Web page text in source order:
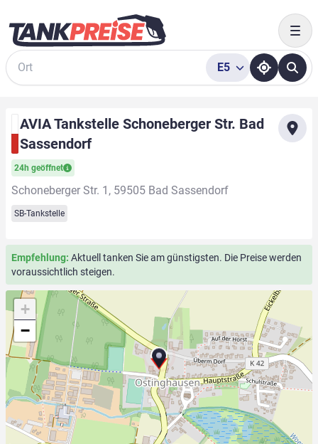
Suche
E5
AVIA Tankstelle Schoneberger Str. Bad
Sassendorf
24h geöffnet
Schoneberger Str. 1, 59505 Bad Sassendorf
SB-Tankstelle
Empfehlung: Aktuell tanken Sie am günstigsten. Die Preise werden
voraussichtlich steigen.
+
−